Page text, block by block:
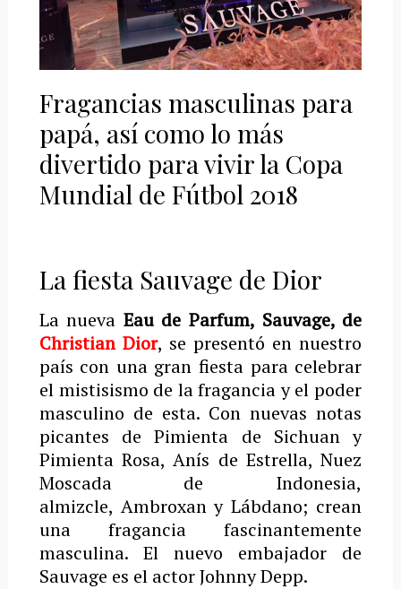
Fragancias masculinas para
papá, así como lo más
divertido para vivir la Copa
Mundial de Fútbol 2018
La fiesta Sauvage de Dior
La nueva Eau de Parfum, Sauvage, de
Christian Dior, se presentó en nuestro
país con una gran fiesta para celebrar
el mistisismo de la fragancia y el poder
masculino de esta. Con nuevas notas
picantes de Pimienta de Sichuan y
Pimienta Rosa, Anís de Estrella, Nuez
Moscada de Indonesia,
almizcle, Ambroxan y Lábdano; crean
una fragancia fascinantemente
masculina. El nuevo embajador de
Sauvage es el actor Johnny Depp.